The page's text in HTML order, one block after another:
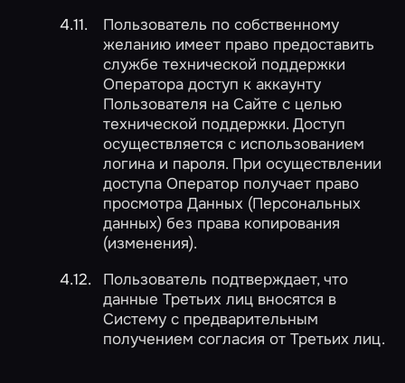
Пользователь по собственному
желанию имеет право предоставить
службе технической поддержки
Оператора доступ к аккаунту
Пользователя на Сайте с целью
технической поддержки. Доступ
осуществляется с использованием
логина и пароля. При осуществлении
доступа Оператор получает право
просмотра Данных (Персональных
данных) без права копирования
(изменения).
Пользователь подтверждает, что
данные Третьих лиц вносятся в
Систему с предварительным
получением согласия от Третьих лиц.